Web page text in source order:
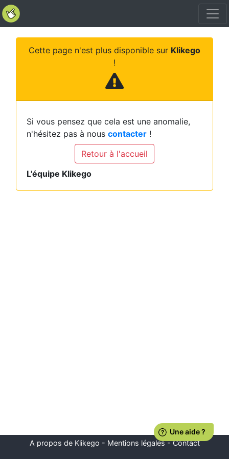
Cette page n'est plus disponible sur Klikego
!
Si vous pensez que cela est une anomalie,
n'hésitez pas à nous contacter !
Retour à l'accueil
L'équipe Klikego
A propos de Klikego - Mentions légales-Contact